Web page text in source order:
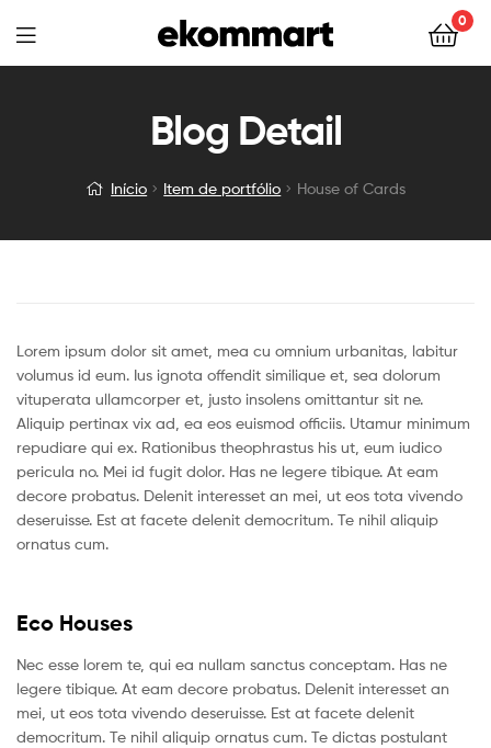
0
Blog Detail
Início Item de portfólio House of Cards
Lorem ipsum dolor sit amet, mea cu omnium urbanitas, labitur
volumus id eum. Ius ignota offendit similique et, sea dolorum
vituperata ullamcorper et, justo insolens omittantur sit ne.
Aliquip pertinax vix ad, ea eos euismod officiis. Utamur minimum
repudiare qui ex. Rationibus theophrastus his ut, eum iudico
pericula no. Mei id fugit dolor. Has ne legere tibique. At eam
decore probatus. Delenit interesset an mei, ut eos tota vivendo
deseruisse. Est at facete delenit democritum. Te nihil aliquip
ornatus cum.
Eco Houses
Nec esse lorem te, qui ea nullam sanctus conceptam. Has ne
legere tibique. At eam decore probatus. Delenit interesset an
mei, ut eos tota vivendo deseruisse. Est at facete delenit
democritum. Te nihil aliquip ornatus cum. Te dictas postulant